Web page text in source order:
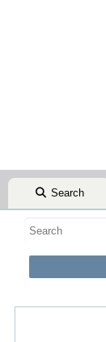
Search